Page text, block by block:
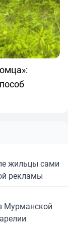
жильцы сами
рекламы
Мурманской